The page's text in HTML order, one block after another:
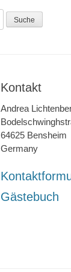
Kontakt
Andrea
64625 Bensheim
Germany
Gästebuch